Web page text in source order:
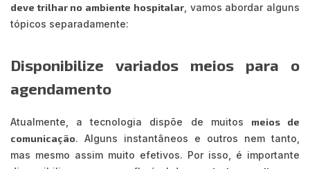
deve trilhar no ambiente hospitalar, vamos abordar alguns
tópicos separadamente:
Disponibilize variados meios para o
agendamento
Atualmente, a tecnologia dispõe de muitos meios de
comunicação. Alguns instantâneos e outros nem tanto,
mas mesmo assim muito efetivos. Por isso, é importante